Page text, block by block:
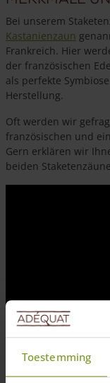
Toestemming
Bei unserem
Kastanienzaun
Frankreich. Hier
der französischen
als perfekte
Herstellung.
Oft werden wir
französischen und
Gern erklären wir
beiden
Bei uns finden Sie